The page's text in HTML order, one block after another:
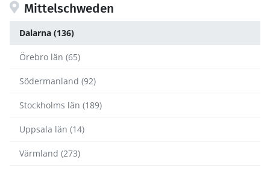
Mittelschweden
Dalarna (136)
Örebro län (65)
Södermanland (92)
Stockholms län (189)
Uppsala län (14)
Värmland (273)